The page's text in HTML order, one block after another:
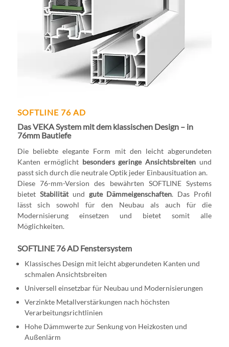
SOFTLINE 76 AD
Das VEKA System mit dem klassischen Design – in
76mm Bautiefe
Die beliebte elegante Form mit den leicht abgerundeten
Kanten ermöglicht besonders geringe Ansichtsbreiten und
passt sich durch die neutrale Optik jeder Einbausituation an.
Diese 76-mm-Version des bewährten SOFTLINE Systems
bietet Stabilitätund gute Dämmeigenschaften. Das Profil
lässt sich sowohl für den Neubau als auch für die
Modernisierung einsetzen und bietet somit alle
Möglichkeiten.
SOFTLINE 76 AD Fenstersystem
Klassisches Design mit leicht abgerundeten Kanten und
schmalen Ansichtsbreiten
Universell einsetzbar für Neubau und Modernisierungen
Verzinkte Metallverstärkungen nach höchsten
Verarbeitungsrichtlinien
Hohe Dämmwerte zur Senkung von Heizkosten und
Außenlärm